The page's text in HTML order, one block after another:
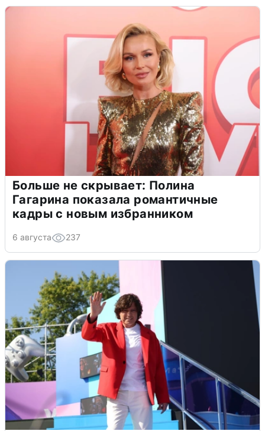
Больше не скрывает: Полина
Гагарина показала романтичные
кадры с новым избранником
6 августа 237